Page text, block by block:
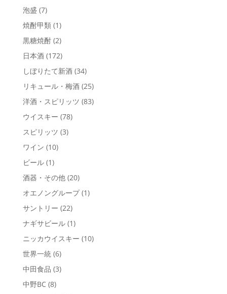
泡盛 (7)
焼酎甲類 (1)
黒糖焼酎 (2)
日本酒 (172)
しぼりたて新酒 (34)
リキュール・梅酒 (25)
洋酒・スピリッツ (83)
ウイスキー (78)
スピリッツ (3)
ワイン (10)
ビール (1)
酒器・その他 (20)
オエノングループ (1)
サントリー (22)
ナギサビール (1)
ニッカウイスキー (10)
世界一統 (6)
中田食品 (3)
中野BC (8)